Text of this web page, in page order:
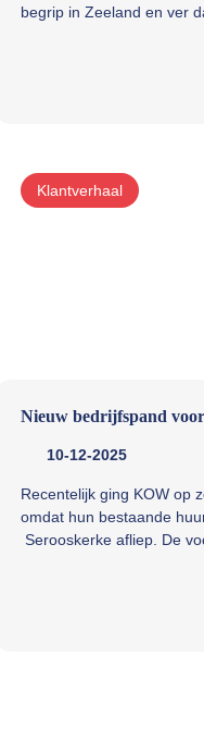
begrip in Zeeland en ver
Klantverhaal
Nieuw bedrijfspand
10-12-2025
Recentelijk ging KOW op
omdat hun bestaande
Serooskerke afliep. De